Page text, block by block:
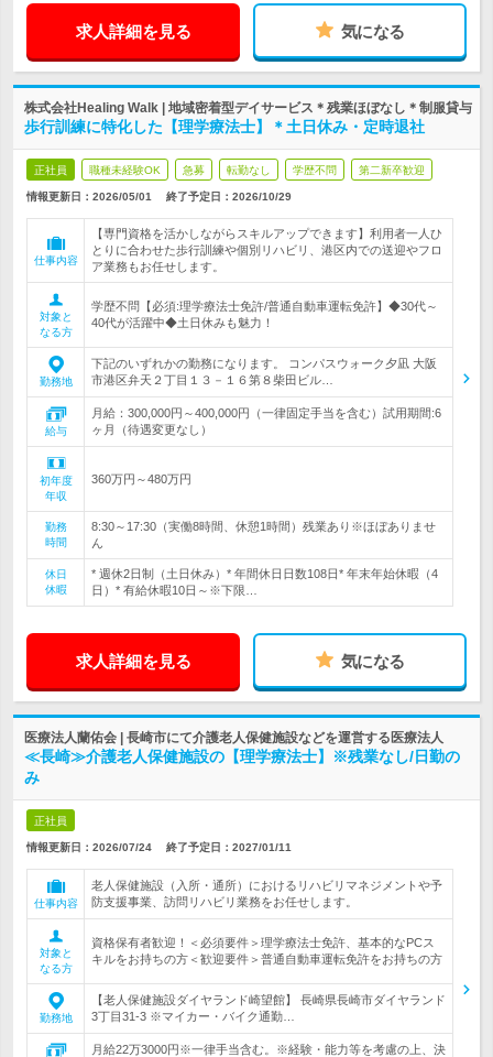
求人詳細を見る 気になる
株式会社Healing Walk | 地域密着型デイサービス＊残業ほぼなし＊制服貸与
歩行訓練に特化した【理学療法士】＊土日休み・定時退社
正社員 職種未経験OK 急募 転勤なし 学歴不問 第二新卒歓迎
情報更新日：2026/05/01 終了予定日： 2026/10/29
仕事内容
【専門資格を活かしながらスキルアップできます】利用者一人ひ
とりに合わせた歩行訓練や個別リハビリ、港区内での送迎やフロ
ア業務もお任せします。
対象と
なる方
学歴不問【必須:理学療法士免許/普通自動車運転免許】◆30代～
40代が活躍中◆土日休みも魅力！
勤務地
下記のいずれかの勤務になります。 コンパスウォーク夕凪 大阪
市港区弁天２丁目１３－１６第８柴田ビル…
給与
月給：300,000円～400,000円（一律固定手当を含む）試用期間:6
ヶ月（待遇変更なし）
初年度
年収
360万円～480万円
勤務
時間
8:30～17:30（実働8時間、休憩1時間）残業あり※ほぼありませ
ん
休日
休暇
* 週休2日制（土日休み）* 年間休日日数108日* 年末年始休暇（4
日）* 有給休暇10日～※下限…
求人詳細を見る 気になる
医療法人蘭佑会 | 長崎市にて介護老人保健施設などを運営する医療法人
≪長崎≫介護老人保健施設の【理学療法士】※残業なし/日勤の
み
正社員
情報更新日：2026/07/24 終了予定日： 2027/01/11
仕事内容
老人保健施設（入所・通所）におけるリハビリマネジメントや予
防支援事業、訪問リハビリ業務をお任せします。
対象と
なる方
資格保有者歓迎！＜必須要件＞理学療法士免許、基本的なPCス
キルをお持ちの方＜歓迎要件＞普通自動車運転免許をお持ちの方
勤務地
【老人保健施設ダイヤランド崎望館】 長崎県長崎市ダイヤランド
3丁目31-3 ※マイカー・バイク通勤…
月給22万3000円※一律手当含む。※経験・能力等を考慮の上、決